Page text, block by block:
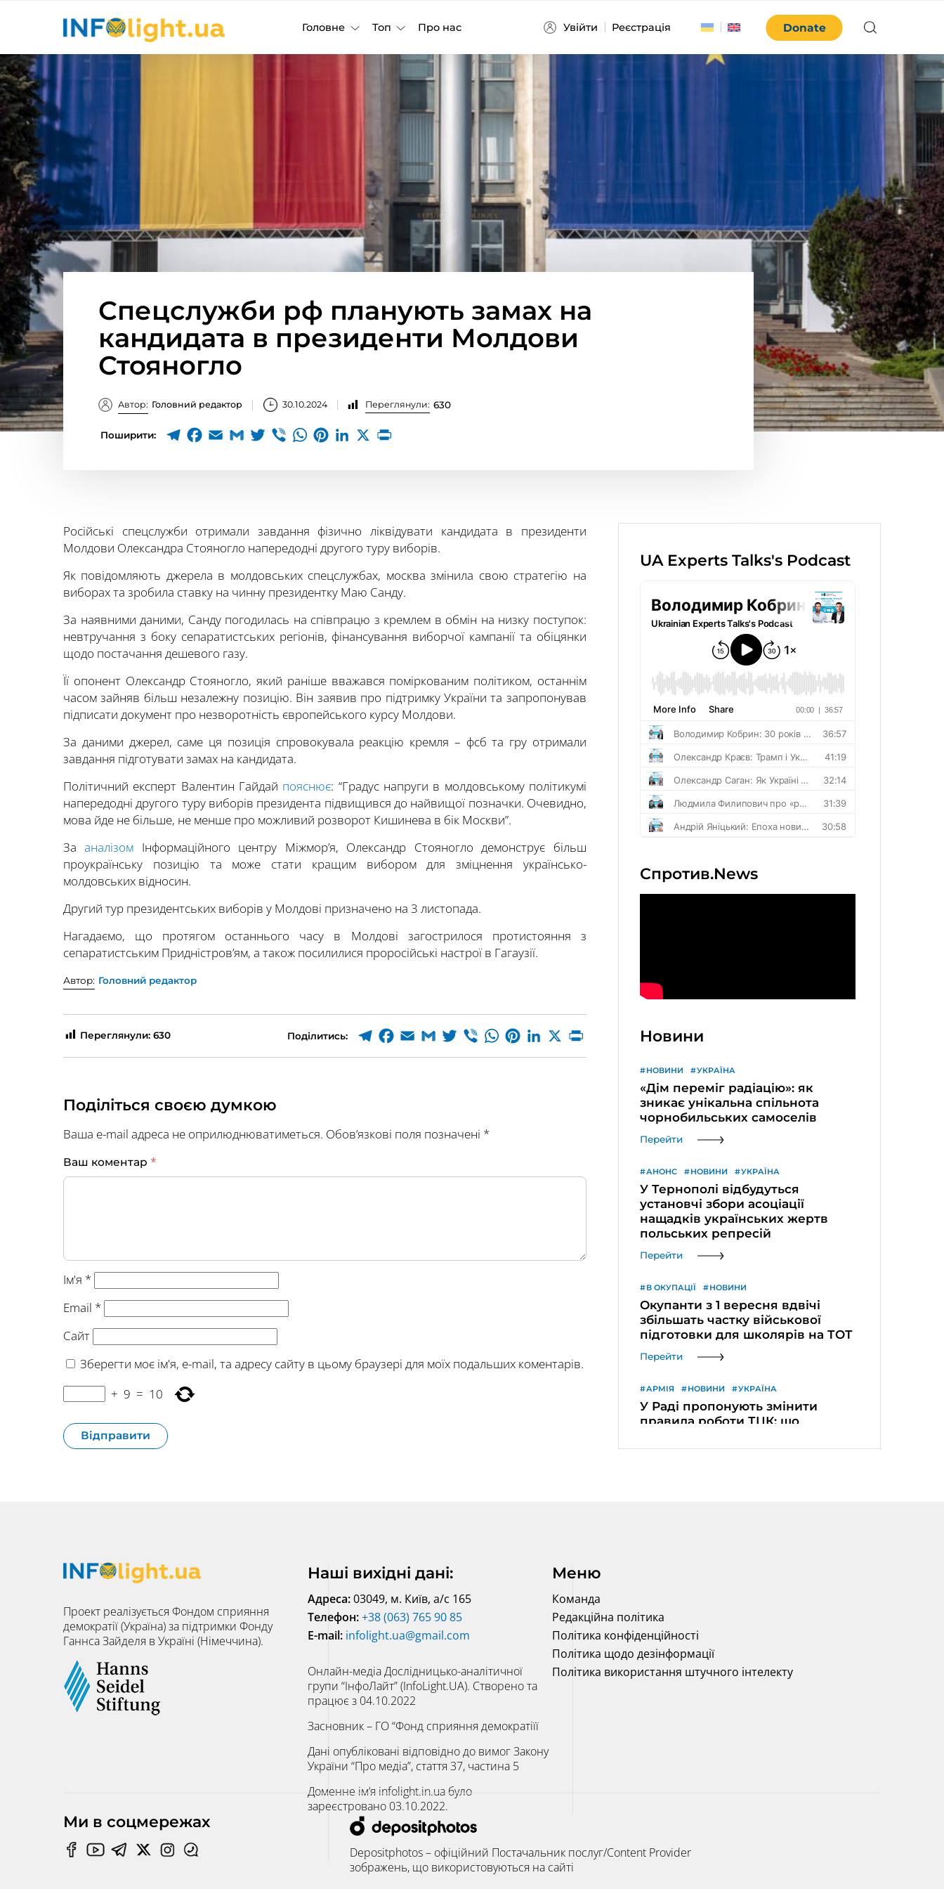
Головне Топ Про нас Увійти Реєстрація Donate
Спецслужби рф планують замах на
кандидата в президенти Молдови
Стояногло
Автор: Головний редактор 30.10.2024 Переглянули: 630
Поширити:
Російські спецслужби отримали завдання фізично ліквідувати кандидата в президенти
Молдови Олександра Стояногло напередодні другого туру виборів.
Як повідомляють джерела в молдовських спецслужбах, москва змінила свою стратегію на
виборах та зробила ставку на чинну президентку Маю Санду.
За наявними даними, Санду погодилась на співпрацю з кремлем в обмін на низку поступок:
невтручання з боку сепаратистських регіонів, фінансування виборчої кампанії та обіцянки
щодо постачання дешевого газу.
Її опонент Олександр Стояногло, який раніше вважався поміркованим політиком, останнім
часом зайняв більш незалежну позицію. Він заявив про підтримку України та запропонував
підписати документ про незворотність європейського курсу Молдови.
За даними джерел, саме ця позиція спровокувала реакцію кремля – фсб та гру отримали
завдання підготувати замах на кандидата.
Політичний експерт Валентин Гайдай пояснює: “Градус напруги в молдовському політикумі
напередодні другого туру виборів президента підвищився до найвищої позначки. Очевидно,
мова йде не більше, не менше про можливий розворот Кишинева в бік Москви”.
Зааналізом Інформаційного центру Міжмор’я, Олександр Стояногло демонструє більш
проукраїнську позицію та може стати кращим вибором для зміцнення українсько-
молдовських відносин.
Другий тур президентських виборів у Молдові призначено на 3 листопада.
Нагадаємо, що протягом останнього часу в Молдові загострилося протистояння з
сепаратистським Придністров’ям, а також посилилися проросійські настрої в Гагаузії.
Автор: Головний редактор
Переглянули: 630 Поділитись:
Поділіться своєю думкою
Ваша e-mail адреса не оприлюднюватиметься. Обов’язкові поля позначені *
Ваш коментар *
Ім'я *
Email *
Сайт
Зберегти моє ім'я, e-mail, та адресу сайту в цьому браузері для моїх подальших коментарів.
+ 9 = 10
UA Experts Talks's Podcast
Спротив.News
Новини
НОВИНИ УКРАЇНА
«Дім переміг радіацію»: як
зникає унікальна спільнота
чорнобильських самоселів
Перейти
АНОНС НОВИНИ УКРАЇНА
У Тернополі відбудуться
установчі збори асоціації
нащадків українських жертв
польських репресій
Перейти
В ОКУПАЦІЇ НОВИНИ
Окупанти з 1 вересня вдвічі
збільшать частку військової
підготовки для школярів на ТОТ
Перейти
АРМІЯ НОВИНИ УКРАЇНА
У Раді пропонують змінити
правила роботи ТЦК: що
№15459
Проект реалізується Фондом сприяння
демократії (Україна) за підтримки Фонду
Ганнса Зайделя в Україні (Німеччина).
Наші вихідні дані:
Адреса:03049, м. Київ, а/с 165
Телефон:+38 (063) 765 90 85
E-mail: infolight.ua@gmail.com
Онлайн-медіа Дослідницько-аналітичної
групи “ІнфоЛайт” (InfoLight.UA). Створено та
працює з 04.10.2022
Засновник – ГО “Фонд сприяння демократіїї
Дані опубліковані відповідно до вимог Закону
України “Про медіа”, стаття 37, частина 5
Доменне ім’я infolight.in.ua було
зареєстровано 03.10.2022.
Меню
Команда
Редакційна політика
Політика конфіденційності
Політика щодо дезінформації
Політика використання штучного інтелекту
Ми в соцмережах
Depositphotos – офіційний Постачальник послуг/Content Provider
зображень, що використовуються на сайті